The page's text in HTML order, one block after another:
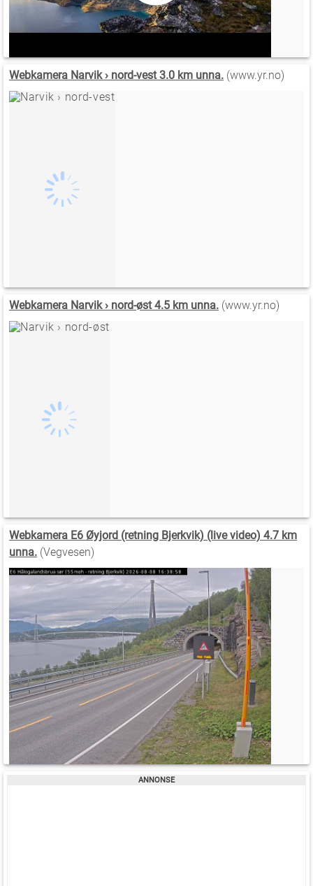
Webkamera Narvik › nord-vest 3.0 km unna. (www.yr.no)
Webkamera Narvik › nord-øst 4.5 km unna. (www.yr.no)
Webkamera E6 Øyjord (retning Bjerkvik) (live video) 4.7 km
unna. (Vegvesen)